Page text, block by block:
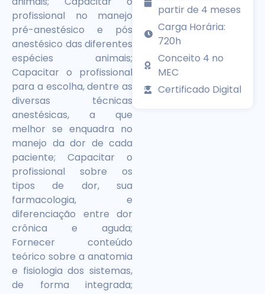
profissional no manejo
pré-anestésico e pós
anestésico das diferentes
espécies animais;
Capacitar o profissional
para a escolha, dentre as
diversas técnicas
anestésicas, a que
melhor se enquadra no
manejo da dor de cada
paciente; Capacitar o
profissional sobre os
tipos de dor, sua
farmacologia, e
diferenciação entre dor
crônica e aguda;
Fornecer conteúdo
teórico sobre a anatomia
e fisiologia dos sistemas,
de forma integrada;
partir de 4 meses
Carga Horária:
720h
Conceito 4 no
MEC
Certificado Digital